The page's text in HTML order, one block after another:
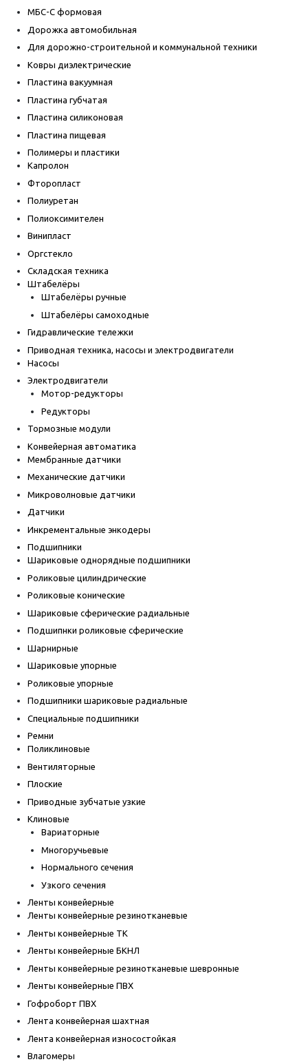
МБС-С формовая
Дорожка автомобильная
Для дорожно-строительной и коммунальной техники
Ковры диэлектрические
Пластина вакуумная
Пластина губчатая
Пластина силиконовая
Пластина пищевая
Полимеры и пластики
Капролон
Фторопласт
Полиуретан
Полиоксимителен
Винипласт
Оргстекло
Складская техника
Штабелёры
Штабелёры ручные
Штабелёры самоходные
Гидравлические тележки
Приводная техника, насосы и электродвигатели
Насосы
Электродвигатели
Мотор-редукторы
Редукторы
Тормозные модули
Конвейерная автоматика
Мембранные датчики
Механические датчики
Микроволновые датчики
Датчики
Инкрементальные энкодеры
Подшипники
Шариковые однорядные подшипники
Роликовые цилиндрические
Роликовые конические
Шариковые сферические радиальные
Подшипнки роликовые сферические
Шарнирные
Шариковые упорные
Роликовые упорные
Подшипники шариковые радиальные
Специальные подшипники
Ремни
Поликлиновые
Вентиляторные
Плоские
Приводные зубчатые узкие
Клиновые
Вариаторные
Многоручьевые
Нормального сечения
Узкого сечения
Ленты конвейерные
Ленты конвейерные резинотканевые
Ленты конвейерные ТК
Ленты конвейерные БКНЛ
Ленты конвейерные резинотканевые шевронные
Ленты конвейерные ПВХ
Гофроборт ПВХ
Лента конвейерная шахтная
Лента конвейерная износостойкая
Влагомеры